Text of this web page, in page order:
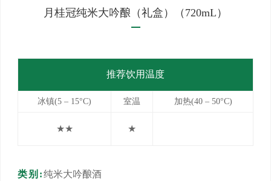
月桂冠纯米大吟酿（礼盒）（720mL）
推荐饮用温度
冰镇(5 – 15°C) 室温 加热(40 – 50°C)
★★ ★
类别:纯米大吟酿酒